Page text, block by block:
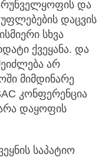
და
დაცვის
სხვა
ქვეყანა. და
არ
მიმდინარე
კონფერენცია
დაყოფის
საპატიო